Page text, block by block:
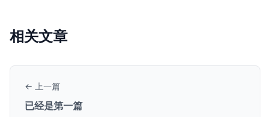
相关文章
← 上一篇
已经是第一篇